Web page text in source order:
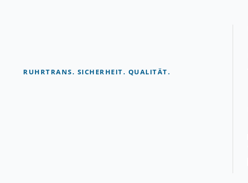
RUHRTRANS. SICHERHEIT. QUALITÄT.